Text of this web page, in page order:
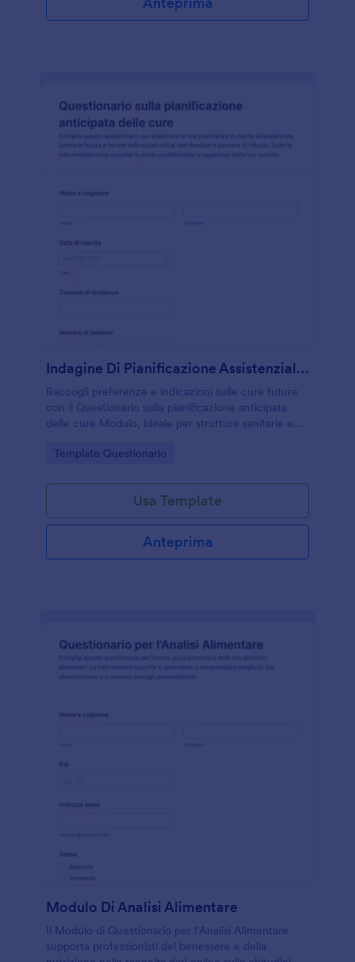
Indagine Di Pianificazione Assistenziale Avanzata
Raccogli preferenze e indicazioni sulle cure future
con il Questionario sulla pianificazione anticipata
delle cure Modulo, ideale per strutture sanitarie e
raccolta dati e la gestione delle risposte.
Go to Category:
Template Questionario
Usa Template
Anteprima
Modulo Di Analisi Alimentare
Il Modulo di Questionario per l’Analisi Alimentare
supporta professionisti del benessere e della